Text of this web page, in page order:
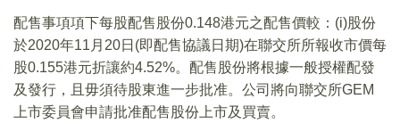
配售事項項下每股配售股份0.148港元之配售價較：(i)股份
於2020年11月20日(即配售協議日期)在聯交所所報收市價每
股0.155港元折讓約4.52%。配售股份將根據一般授權配發
及發行，且毋須待股東進一步批准。公司將向聯交所GEM
上市委員會申請批准配售股份上市及買賣。